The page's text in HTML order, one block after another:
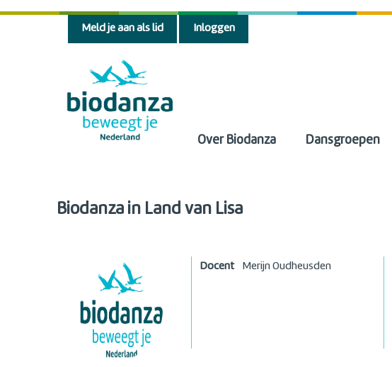
Meld je aan als lid Inloggen
Over Biodanza Dansgroepen
Biodanza in Land van Lisa
Docent Merijn Oudheusden